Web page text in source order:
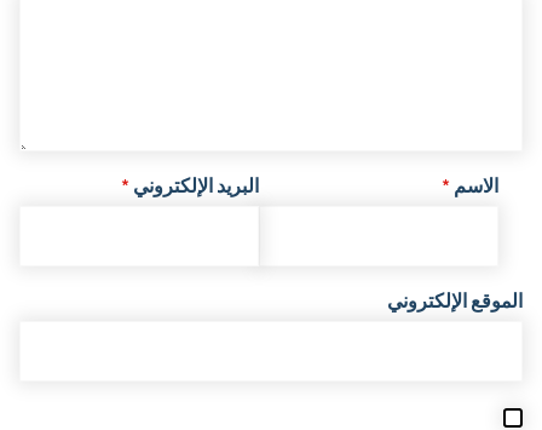
الاسم * البريد الإلكتروني *
الموقع الإلكتروني